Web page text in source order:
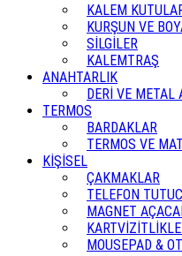
KALEM
KURŞUN VE
SİLGİLER
KALEMTRAŞ
ANAHTARLIK
DERİ VE METAL
TERMOS
BARDAKLAR
TERMOS VE
KİŞİSEL
ÇAKMAKLAR
TELEFON
MAGNET
MOUSEPAD &